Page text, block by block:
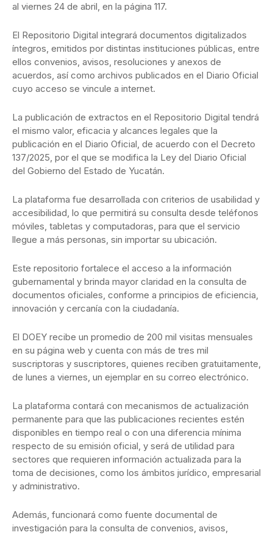
al viernes 24 de abril, en la página 117.
El Repositorio Digital integrará documentos digitalizados
íntegros, emitidos por distintas instituciones públicas, entre
ellos convenios, avisos, resoluciones y anexos de
acuerdos, así como archivos publicados en el Diario Oficial
cuyo acceso se vincule a internet.
La publicación de extractos en el Repositorio Digital tendrá
el mismo valor, eficacia y alcances legales que la
publicación en el Diario Oficial, de acuerdo con el Decreto
137/2025, por el que se modifica la Ley del Diario Oficial
del Gobierno del Estado de Yucatán.
La plataforma fue desarrollada con criterios de usabilidad y
accesibilidad, lo que permitirá su consulta desde teléfonos
móviles, tabletas y computadoras, para que el servicio
llegue a más personas, sin importar su ubicación.
Este repositorio fortalece el acceso a la información
gubernamental y brinda mayor claridad en la consulta de
documentos oficiales, conforme a principios de eficiencia,
innovación y cercanía con la ciudadanía.
El DOEY recibe un promedio de 200 mil visitas mensuales
en su página web y cuenta con más de tres mil
suscriptoras y suscriptores, quienes reciben gratuitamente,
de lunes a viernes, un ejemplar en su correo electrónico.
La plataforma contará con mecanismos de actualización
permanente para que las publicaciones recientes estén
disponibles en tiempo real o con una diferencia mínima
respecto de su emisión oficial, y será de utilidad para
sectores que requieren información actualizada para la
toma de decisiones, como los ámbitos jurídico, empresarial
y administrativo.
Además, funcionará como fuente documental de
investigación para la consulta de convenios, avisos,